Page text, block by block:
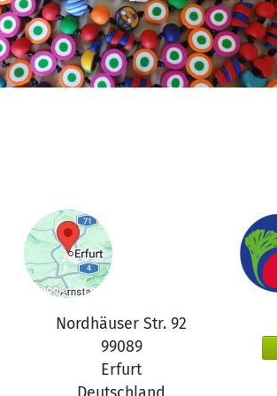
Nordhäuser Str. 92
99089
Erfurt